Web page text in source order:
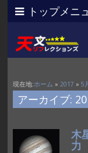
トップメニ
現在地:ホーム » 2017 » 5
アーカイブ:
木
力